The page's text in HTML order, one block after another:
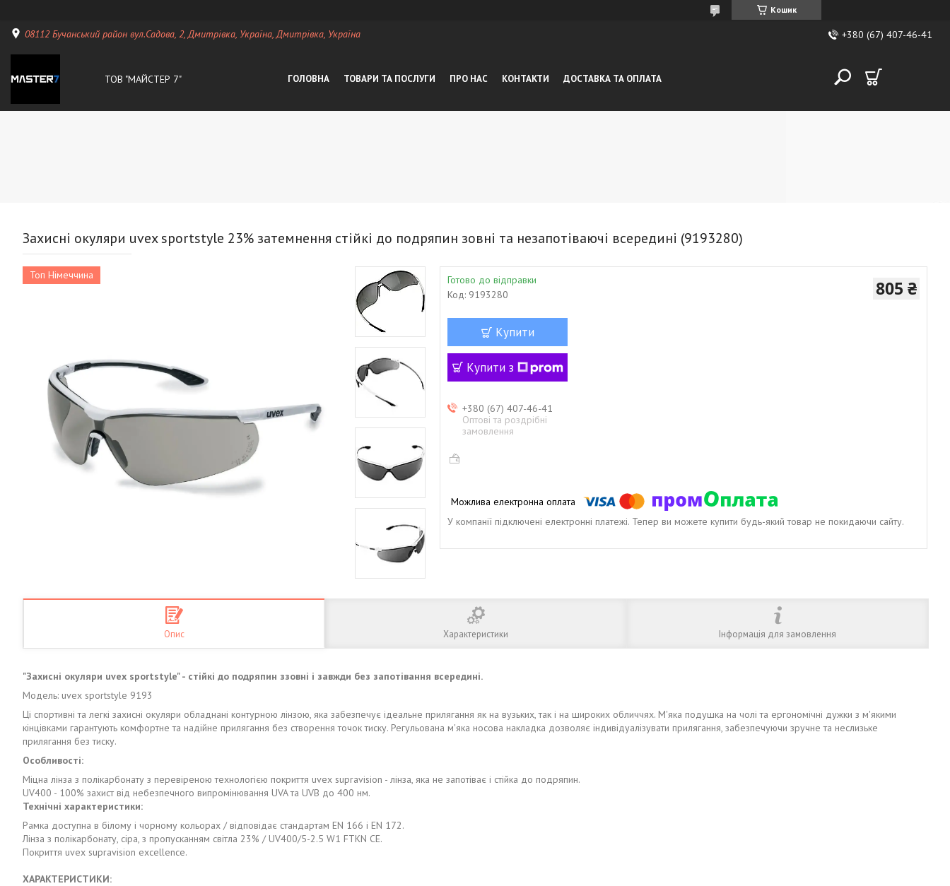
Кошик
08112 Бучанський район вул.Садова, 2, Дмитрівка, Україна, Дмитрiвка, Україна +380 (67) 407-46-41
ТОВ "МАЙСТЕР 7" ГОЛОВНА ТОВАРИ ТА ПОСЛУГИ ПРО НАС КОНТАКТИ ДОСТАВКА ТА ОПЛАТА
Захисні окуляри uvex sportstyle 23% затемнення стійкі до подряпин зовні та незапотіваючі всередині (9193280)
Топ Німеччина
Готово до відправки
Код: 9193280 805 ₴
Купити
Купити з
+380 (67) 407-46-41
Оптові та роздрібні
замовлення
У компанії підключені електронні платежі. Тепер ви можете купити будь-який товар не покидаючи сайту.
Опис Характеристики Інформація для замовлення
"Захисні окуляри uvex sportstyle" - стійкі до подряпин ззовні і завжди без запотівання всередині.
Модель: uvex sportstyle 9193
Ці спортивні та легкі захисні окуляри обладнані контурною лінзою, яка забезпечує ідеальне прилягання як на вузьких, так і на широких обличчях. М'яка подушка на чолі та ергономічні дужки з м'якими
кінцівками гарантують комфортне та надійне прилягання без створення точок тиску. Регульована м'яка носова накладка дозволяє індивідуалізувати прилягання, забезпечуючи зручне та неслизьке
прилягання без тиску.
Особливості:
Міцна лінза з полікарбонату з перевіреною технологією покриття uvex supravision - лінза, яка не запотіває і стійка до подряпин.
UV400 - 100% захист від небезпечного випромінювання UVA та UVB до 400 нм.
Технічні характеристики:
Рамка доступна в білому і чорному кольорах / відповідає стандартам EN 166 і EN 172.
Лінза з полікарбонату, сіра, з пропусканням світла 23% / UV400/5-2.5 W1 FTKN CE.
Покриття uvex supravision excellence.
ХАРАКТЕРИСТИКИ: